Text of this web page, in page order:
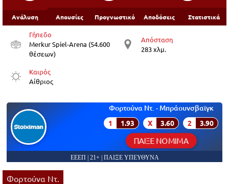
Ανάλυση Απουσίες Προγνωστικό Αποδόσεις Στατιστικά
Γήπεδο
Merkur Spiel-Arena (54.600
θέσεων)
Απόσταση
283 χλμ.
Καιρός
Αίθριος
Φορτoύνα Ντ. - Μπράουνσβαϊγκ
1 1.93 X 3.60 2 3.90
ΠΑΙΞΕ ΝΟΜΙΜΑ
ΕΕΕΠ | 21+ | ΠΑΙΞΕ ΥΠΕΥΘΥΝΑ
Φορτoύνα Ντ.